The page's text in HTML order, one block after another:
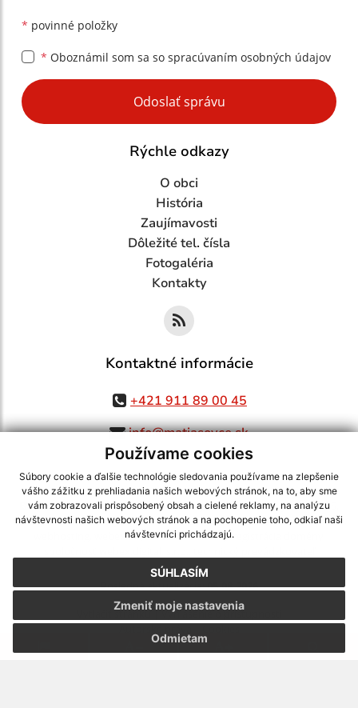
Používame cookies
Súbory cookie a ďalšie technológie sledovania používame na zlepšenie
vášho zážitku z prehliadania našich webových stránok, na to, aby sme
vám zobrazovali prispôsobený obsah a cielené reklamy, na analýzu
návštevnosti našich webových stránok a na pochopenie toho, odkiaľ naši
návštevníci prichádzajú.
SÚHLASÍM
Odmietam
Zmeniť moje nastavenia
* povinné položky
* Oboznámil som sa so spracúvaním osobných údajov
Google reCaptcha Response
Odoslať správu
Rýchle odkazy
O obci
História
Zaujímavosti
Dôležité tel. čísla
Fotogaléria
Kontakty
Kontaktné informácie
+421 911 89 00 45
info@matiasovce.sk
využite možnosť získavania aktuálnych informácií s využitím RSS
CMS systém (redakčný) systém ECHELON 2,Mapa stránok,web portál
webex.digital, s.r.o.,domény,registrácia domény
Posledná aktualizácia:05.08.2026
Vytlačiť stránku|Vyhlásenie o prístupnosti